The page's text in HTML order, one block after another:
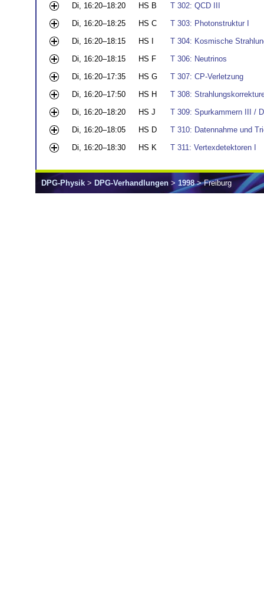
Di, 16:20–18:20
HS B
T 302: QCD III
Di, 16:20–18:25
HS C
T 303: Photonstruktur I
Di, 16:20–18:15
HS I
T 304: Kosmische
Di, 16:20–18:15
HS F
T 306: Neutrinos
Di, 16:20–17:35
HS G
T 307: CP-Verletzung
Di, 16:20–17:50
HS H
T 308:
Di, 16:20–18:20
HS J
T 309: Spurkammern III /
Di, 16:20–18:05
HS D
T 310: Datennahme und
Di, 16:20–18:30
HS K T 311: Vertexdetektoren I
DPG-Physik > DPG-Verhandlungen > 1998> Freiburg